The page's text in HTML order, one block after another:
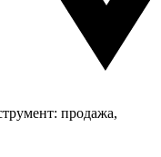
продажа,